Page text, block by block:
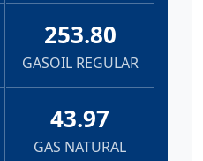
253.80
GASOIL REGULAR
43.97
GAS NATURAL